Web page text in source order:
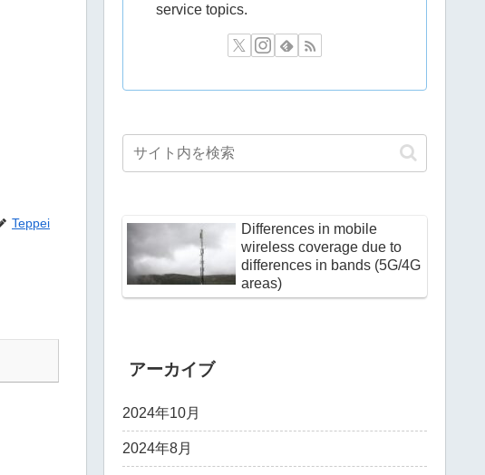
Teppei
service topics.
Differences in mobile
wireless coverage due to
differences in bands (5G/4G
areas)
アーカイブ
2024年10月
2024年8月